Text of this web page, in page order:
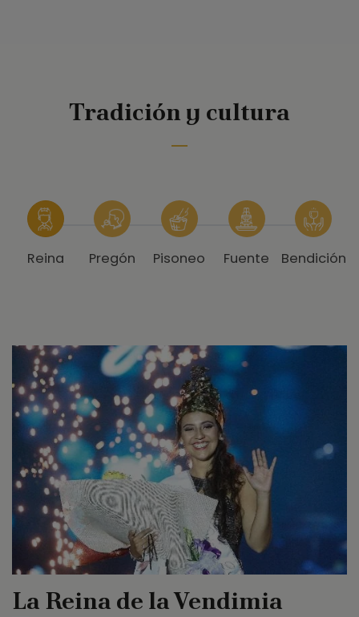
Tradición y cultura
Reina Pregón Pisoneo Fuente Bendición
La Reina de la Vendimia